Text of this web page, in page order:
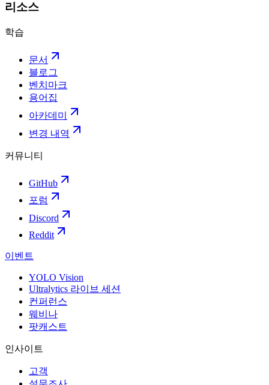
리소스
학습
문서
블로그
벤치마크
용어집
아카데미
변경 내역
커뮤니티
GitHub
포럼
Discord
Reddit
이벤트
YOLO Vision
Ultralytics 라이브 세션
컨퍼런스
웨비나
팟캐스트
인사이트
고객